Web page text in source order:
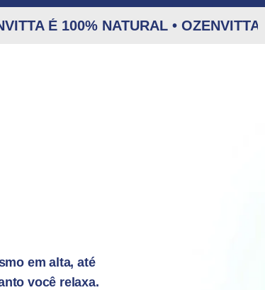
É 100% NATURAL •
em alta, até
você relaxa.